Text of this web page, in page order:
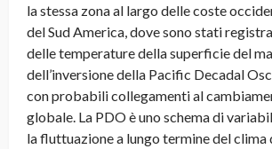
la stessa zona al largo delle coste
del Sud America, dove sono stati
delle temperature della superficie del
dell’inversione della Pacific Decadal
con probabili collegamenti al
globale. La PDO è uno schema di
la fluttuazione a lungo termine del clima